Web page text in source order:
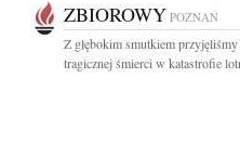
ZBIOROWY POZNAŃ
Z głębokim smutkiem
tragicznej śmierci w katastrofie